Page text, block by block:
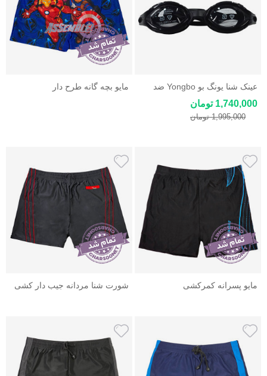
عینک شنا یونگ بو Yongbo ضد
بخار، UV و ضد خراش
1,740,000 تومان
1,995,000 تومان
مایو بچه گانه طرح دار
مایو پسرانه کمرکشی شورت شنا مردانه جیب دار کشی